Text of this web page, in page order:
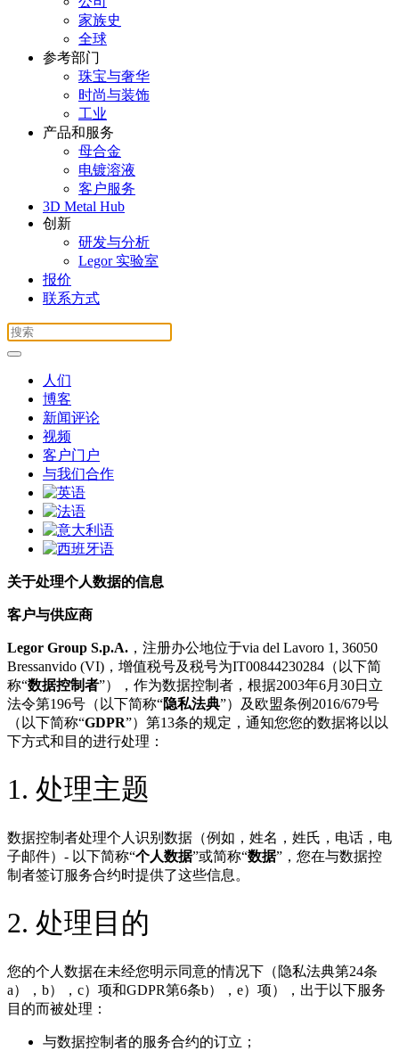
家族史
全球
参考部门
珠宝与奢华
时尚与装饰
工业
产品和服务
母合金
电镀溶液
客户服务
3D Metal Hub
创新
研发与分析
Legor 实验室
报价
联系方式
人们
博客
新闻评论
视频
客户门户
与我们合作
关于处理个人数据的信息
客户与供应商
Legor Group S.p.A. ，注册办公地位于via del Lavoro 1, 36050
Bressanvido (VI)，增值税号及税号为IT00844230284（以下简
称“数据控制者”），作为数据控制者，根据2003年6月30日立
法令第196号（以下简称“隐私法典”）及欧盟条例2016/679号
（以下简称“GDPR”）第13条的规定，通知您您的数据将以以
下方式和目的进行处理：
1. 处理主题
数据控制者处理个人识别数据（例如，姓名，姓氏，电话，电
子邮件）- 以下简称“个人数据”或简称“数据”，您在与数据控
制者签订服务合约时提供了这些信息。
2. 处理目的
您的个人数据在未经您明示同意的情况下（隐私法典第24条
a），b），c）项和GDPR第6条b），e）项），出于以下服务
目的而被处理：
与数据控制者的服务合约的订立；